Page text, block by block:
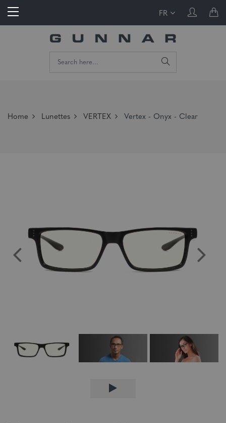
FR
Home Lunettes VERTEX Vertex - Onyx - Clear